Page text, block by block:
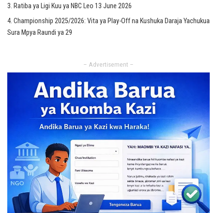
Ratiba ya Ligi Kuu ya NBC Leo 13 June 2026
Championship 2025/2026: Vita ya Play-Off na Kushuka Daraja Yachukua
Sura Mpya Raundi ya 29
– Advertisement –